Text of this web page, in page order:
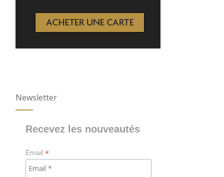
Newsletter
Recevez les nouveautés
Email*